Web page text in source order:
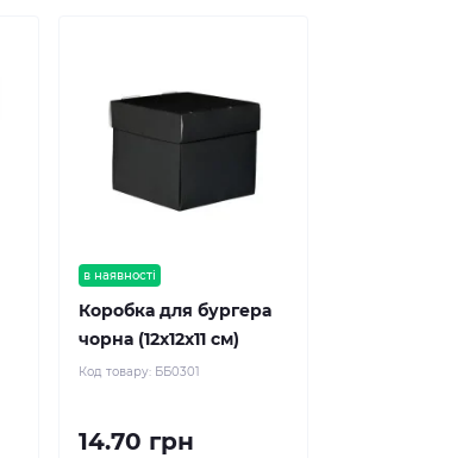
в наявності
Коробка для бургера
чорна (12х12х11 см)
Код товару: ББ0301
14.70 грн